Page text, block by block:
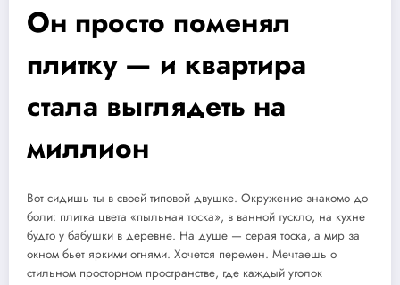
Он просто поменял
плитку — и квартира
стала выглядеть на
миллион
Вот сидишь ты в своей типовой двушке. Окружение знакомо до
боли: плитка цвета «пыльная тоска», в ванной тускло, на кухне
будто у бабушки в деревне. На душе — серая тоска, а мир за
окном бьет яркими огнями. Хочется перемен. Мечтаешь о
стильном просторном пространстве, где каждый уголок